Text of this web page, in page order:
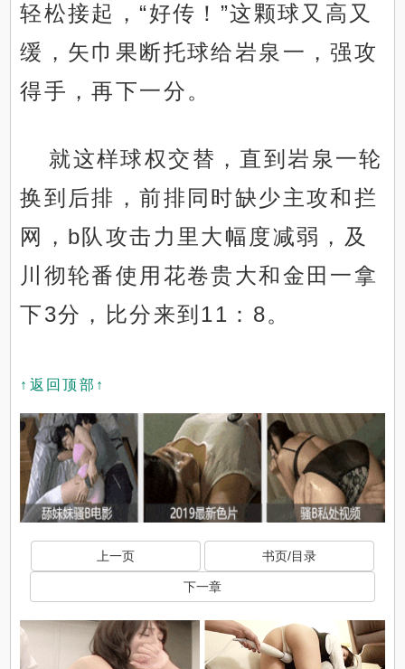
轻松接起，“好传！”这颗球又高又
缓，矢巾果断托球给岩泉一，强攻
得手，再下一分。
就这样球权交替，直到岩泉一轮
换到后排，前排同时缺少主攻和拦
网，b队攻击力里大幅度减弱，及
川彻轮番使用花卷贵大和金田一拿
下3分，比分来到11：8。
↑返回顶部↑
上一页 书页/目录
下一章